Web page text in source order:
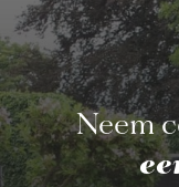
Neem